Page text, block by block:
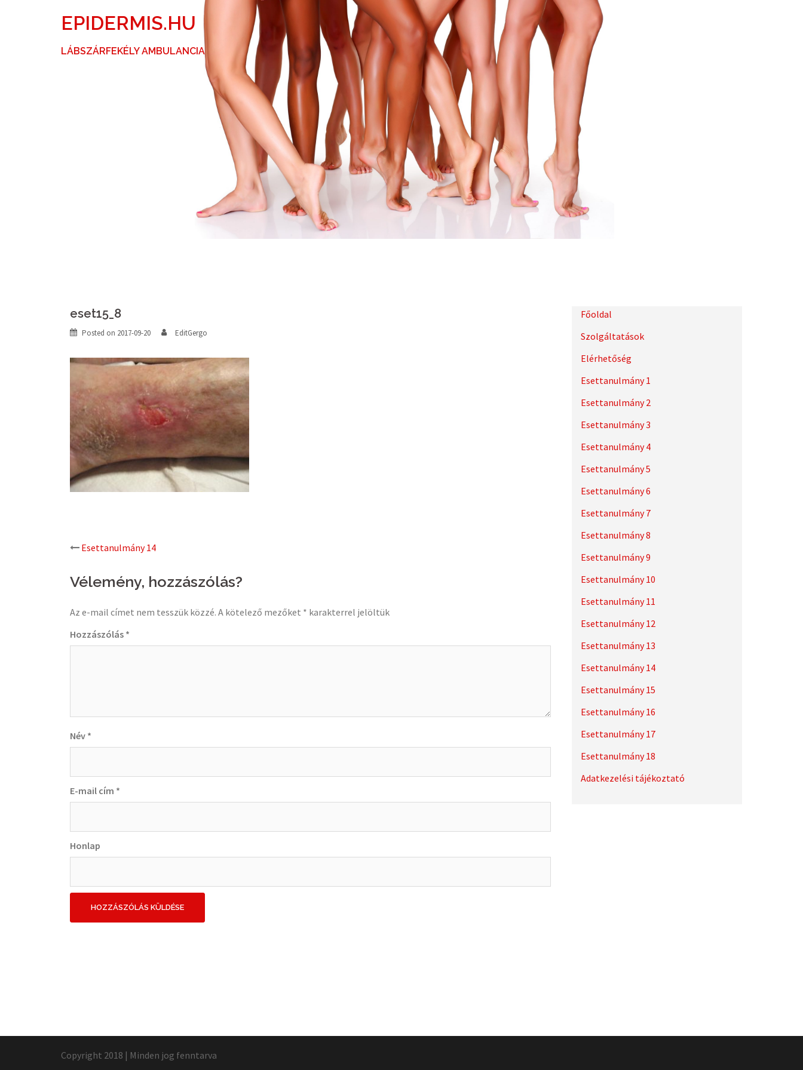
EPIDERMIS.HU
LÁBSZÁRFEKÉLY AMBULANCIA
eset15_8
Posted on 2017-09-20 EditGergo
Post
navigation
Esettanulmány 14
Vélemény, hozzászólás?
Az e-mail címet nem tesszük közzé. A kötelező mezőket * karakterrel jelöltük
Hozzászólás *
Név *
E-mail cím *
Honlap
Főoldal
Szolgáltatások
Elérhetőség
Esettanulmány 1
Esettanulmány 2
Esettanulmány 3
Esettanulmány 4
Esettanulmány 5
Esettanulmány 6
Esettanulmány 7
Esettanulmány 8
Esettanulmány 9
Esettanulmány 10
Esettanulmány 11
Esettanulmány 12
Esettanulmány 13
Esettanulmány 14
Esettanulmány 15
Esettanulmány 16
Esettanulmány 17
Esettanulmány 18
Adatkezelési tájékoztató
Copyright 2018 | Minden jog fenntarva